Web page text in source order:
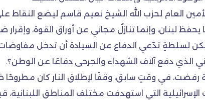
العام لحزب الله الشيخ نعيم قاسم ليضع النقاط
لبنان، وإنما تنازلٌ مجاني عن أوراق القوة،
لسلطةٍ تدّعي الدفاع عن السيادة أن تدخل
الذي دفع آلاف الشهداء والجرحى دفاعًا عن الوطن؟.
رفضت، في وقتٍ سابق، وقفًا لإطلاق النار كان
التي استهدفت مختلف المناطق اللبنانية،